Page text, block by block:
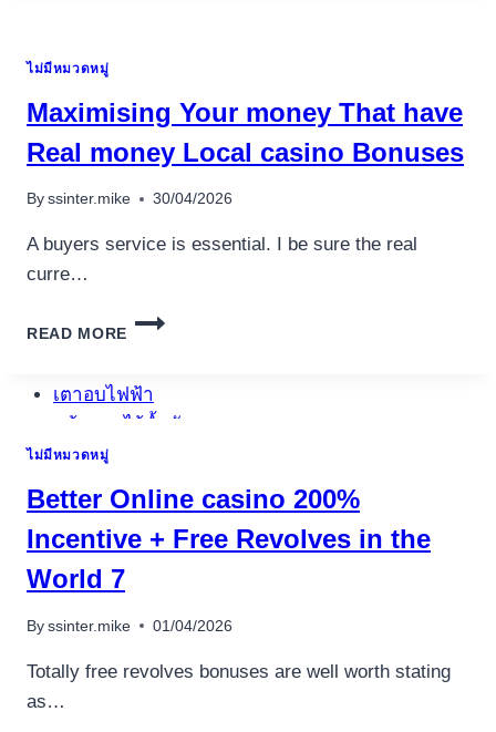
อุปกรณ์เครื่องใช้ภายในครัว
เตาอบไฟฟ้า
หม้อทอดไร้น้ำมัน
กาน้ำร้อน
เครื่องปั่นผลไม้
สินค้าตามแบรนด์
VALENTINE’
GAMING
TRA
CASINÒ
ไม่มีหมวดหมู่
Maximising Your money That have
Real money Local casino Bonuses
By ssinter.mike 30/04/2026
A buyers service is essential. I be sure the real
curre…
READ MORE
MAXIMISING
THAT
HAVE
CASINO
BONUSES
ไม่มีหมวดหมู่
Better Online casino 200%
Incentive + Free Revolves in the
World 7
By ssinter.mike 01/04/2026
Totally free revolves bonuses are well worth stating
as…